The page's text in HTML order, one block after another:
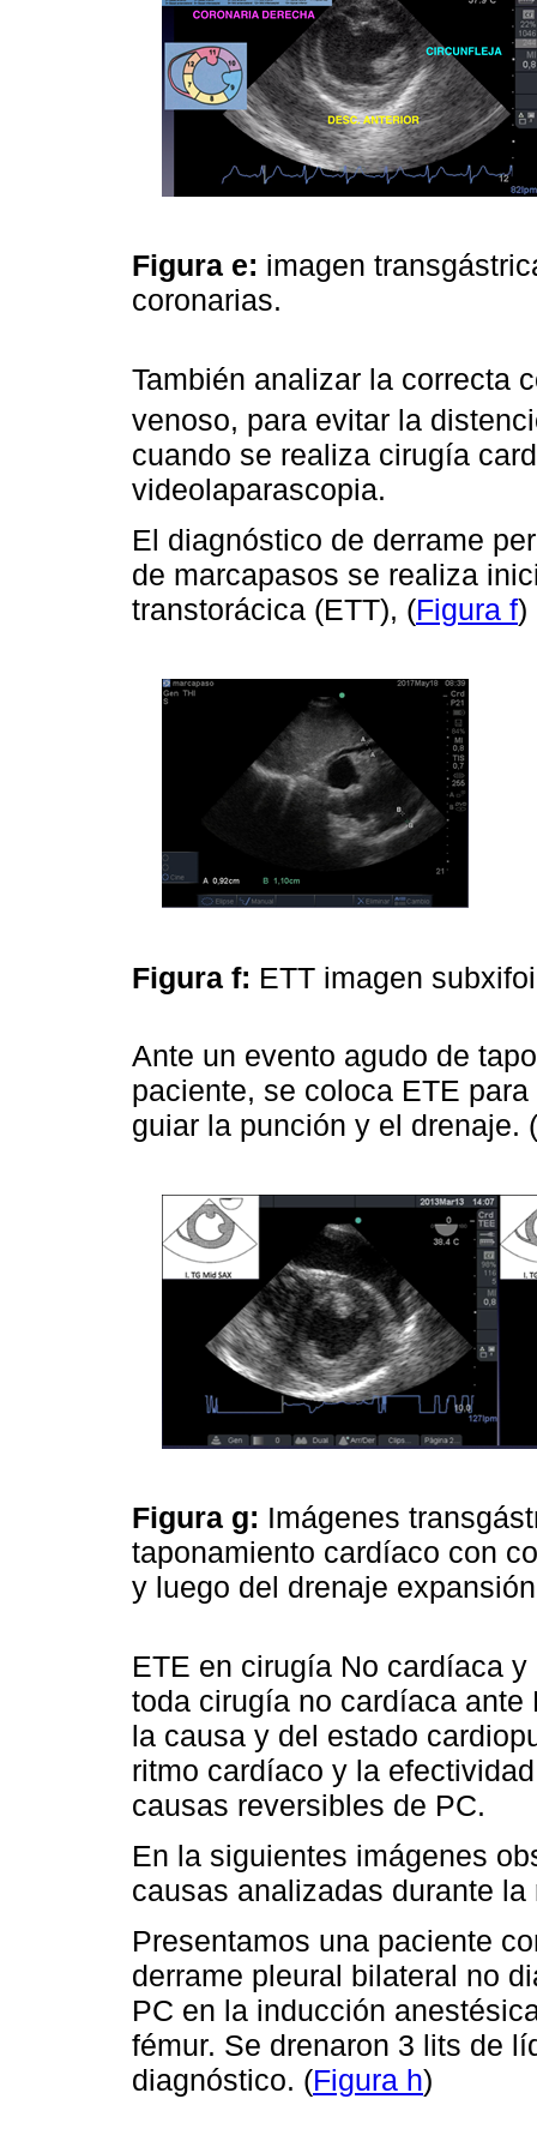
Figura e: imagen
coronarias.
También analizar la correcta
venoso, para evitar la
cuando se realiza cirugía
videolaparascopia.
El diagnóstico de derrame
de marcapasos se realiza
transtorácica (ETT), (Figura f)
Figura f: ETT imagen
Ante un evento agudo de
paciente, se coloca ETE
guiar la punción y el drenaje. (
Figura g: Imágenes
taponamiento cardíaco con
y luego del drenaje
ETE en cirugía No cardíaca
toda cirugía no cardíaca
la causa y del estado
ritmo cardíaco y la
causas reversibles de PC.
En la siguientes imágenes
causas analizadas durante
Presentamos una paciente
derrame pleural bilateral no
PC en la inducción
fémur. Se drenaron 3 lits de
diagnóstico. (Figura h)